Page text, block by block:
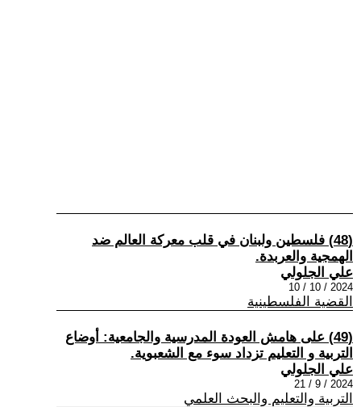
(48) فلسطين ولبنان في قلب معركة العالم ضد
الهمجية والعربدة.
علي الجلولي
2024 / 10 / 10
القضية الفلسطينية
(49) على هامش العودة المدرسية والجامعية: أوضاع
التربية و التعليم تزداد سوء مع الشعبوية.
علي الجلولي
2024 / 9 / 21
التربية والتعليم والبحث العلمي